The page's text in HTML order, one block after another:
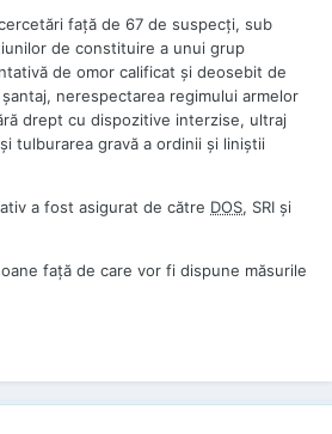
faţă de 67 de suspecţi, sub
de constituire a unui grup
de omor calificat şi deosebit de
nerespectarea regimului armelor
drept cu dispozitive interzise, ultraj
tulburarea gravă a ordinii şi liniştii
a fost asigurat de către DOS, SRI şi
faţă de care vor fi dispune măsurile